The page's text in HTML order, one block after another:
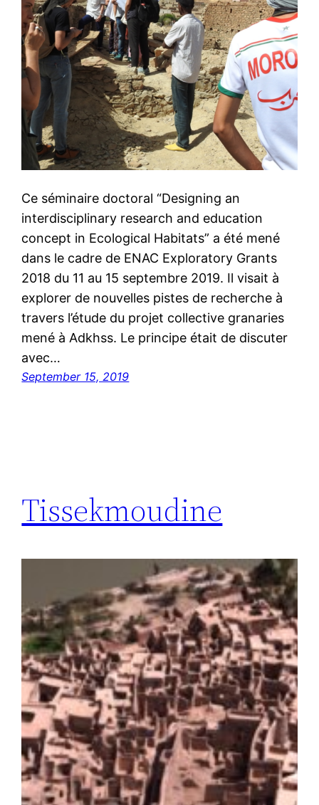
Ce séminaire doctoral “Designing an
interdisciplinary research and education
concept in Ecological Habitats” a été mené
dans le cadre de ENAC Exploratory Grants
2018 du 11 au 15 septembre 2019. Il visait à
explorer de nouvelles pistes de recherche à
travers l’étude du projet collective granaries
mené à Adkhss. Le principe était de discuter
avec…
September 15, 2019
Tissekmoudine